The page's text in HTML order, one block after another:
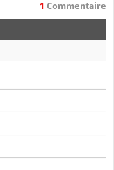
1 Commentaire